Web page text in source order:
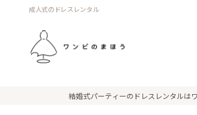
成人式のドレスレンタル
結婚式パーティーのドレスレンタルは